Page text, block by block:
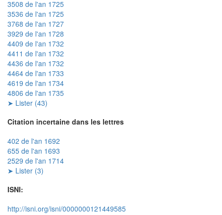
3508 de l'an 1725
3536 de l'an 1725
3768 de l'an 1727
3929 de l'an 1728
4409 de l'an 1732
4411 de l'an 1732
4436 de l'an 1732
4464 de l'an 1733
4619 de l'an 1734
4806 de l'an 1735
➤ Lister (43)
Citation incertaine dans les lettres
402 de l'an 1692
655 de l'an 1693
2529 de l'an 1714
➤ Lister (3)
ISNI:
http://isni.org/isni/0000000121449585